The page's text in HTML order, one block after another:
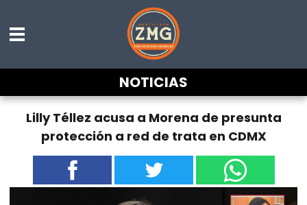
NOTICIAS
Lilly Téllez acusa a Morena de presunta
protección a red de trata en CDMX